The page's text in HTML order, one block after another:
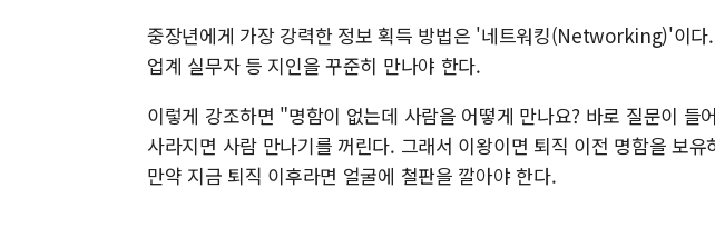
중장년에게 가장 강력한 정보 획득 방법은 '네트워킹(Networking)'이다
업계 실무자 등 지인을 꾸준히 만나야 한다.
이렇게 강조하면 "명함이 없는데 사람을 어떻게 만나요? 바로 질문이 들
사라지면 사람 만나기를 꺼린다. 그래서 이왕이면 퇴직 이전 명함을 보
만약 지금 퇴직 이후라면 얼굴에 철판을 깔아야 한다.